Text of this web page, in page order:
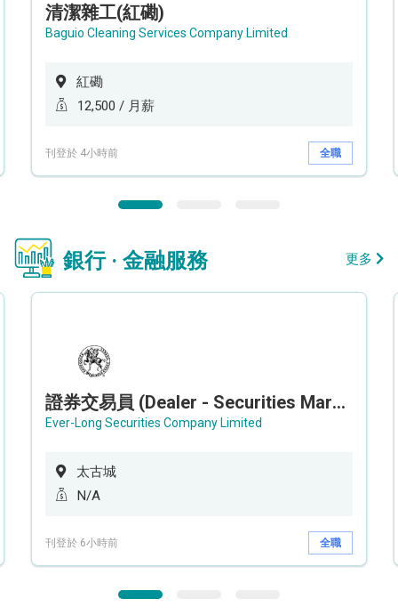
清潔雜工(紅磡)
Baguio Cleaning Services Company Limited
紅磡
12,500 / 月薪
刊登於 4小時前 全職
銀行 · 金融服務 更多
證券交易員 (Dealer - Securities Market)
Ever-Long Securities Company Limited
太古城
N/A
刊登於 6小時前 全職